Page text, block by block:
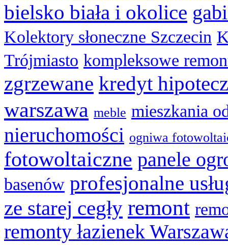
bielsko biała i okolice
Kolektory słoneczne Szczecin
Trójmiasto kompleksowe
zgrzewane kredyt
warszawa meble mieszkania
nieruchomości ogniwa
fotowoltaiczne panele
basenów profesjonalne
ze starej cegły remont
remonty łazienek